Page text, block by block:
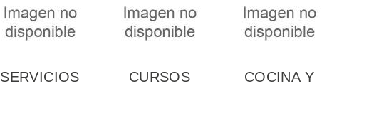
Y...
SERVICIOS
CURSOS
COCINA Y